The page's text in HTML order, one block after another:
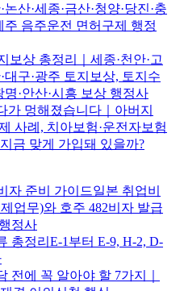
논산·세종·금산·청양·당진·충
주 음주운전 면허구제 행정
보상 총정리｜세종·천안·고
대구·광주 토지보상, 토지수
명·안산·시흥 보상 행정사
가 멍해졌습니다｜아버지
사례, 치아보험·운전자보험
금 맞게 가입돼 있을까?
자 준비 가이드일본 취업비
업무)와 호주 482비자 발급
정사
총정리E-1부터 E-9, H-2, D-
전에 꼭 알아야 할 7가지｜